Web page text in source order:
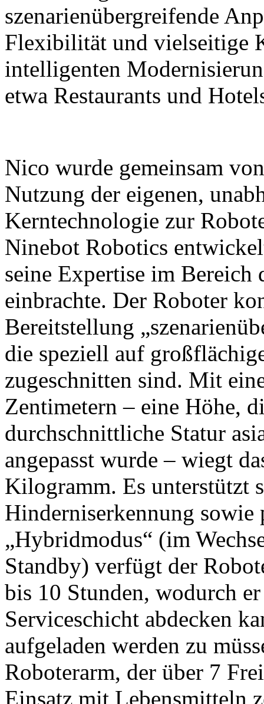
szenarienübergreifende
Flexibilität und vielseitige
intelligenten
etwa Restaurants und
Nico wurde gemeinsam
Nutzung der eigenen,
Kerntechnologie zur
Ninebot Robotics
seine Expertise im
einbrachte. Der Roboter
Bereitstellung
die speziell auf
zugeschnitten sind. Mit
Zentimetern – eine Höhe,
durchschnittliche Statur
angepasst wurde – wiegt
Kilogramm. Es unterstützt
Hinderniserkennung sowie
„Hybridmodus“ (im
Standby) verfügt der
bis 10 Stunden, wodurch
Serviceschicht abdecken
aufgeladen werden zu
Roboterarm, der über 7
Einsatz mit Lebensmitteln